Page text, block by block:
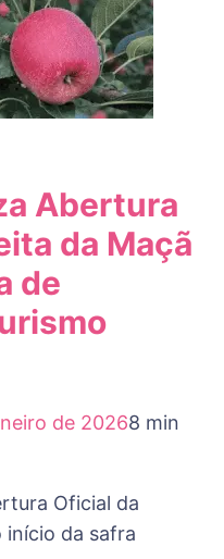
Abertura
da Maçã
de
de 20268 min
Oficial da
início da safra